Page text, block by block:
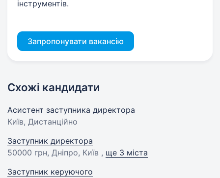
інструментів.
Запропонувати вакансію
Схожі кандидати
Асистент заступника директора
Київ, Дистанційно
Заступник директора
50000 грн, Дніпро, Київ , ще 3 міста
Заступник керуючого